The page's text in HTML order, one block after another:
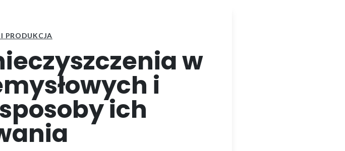
PRODUKCJA
w
i
ich